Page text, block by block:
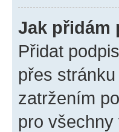
Jak přidám
Přidat
přes stránku
zatržením
pro